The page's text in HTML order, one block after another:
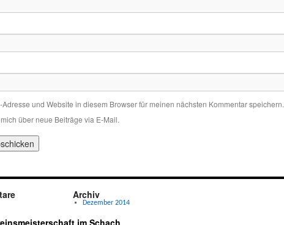
Adresse und Website in diesem Browser für meinen nächsten Kommentar speichern.
über neue Beiträge via E-Mail.
Archiv
Dezember 2014
im Schach